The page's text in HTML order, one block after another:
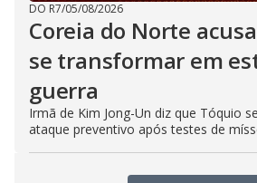
DO R7/05/08/2026
Coreia do Norte
se transformar em
guerra
Irmã de Kim Jong-Un diz que Tóquio
ataque preventivo após testes de